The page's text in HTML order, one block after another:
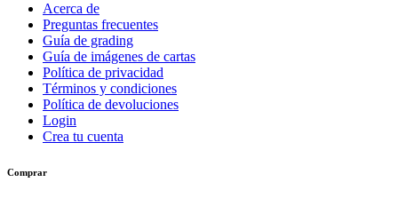
Acerca de
Preguntas frecuentes
Guía de grading
Guía de imágenes de cartas
Política de privacidad
Términos y condiciones
Política de devoluciones
Login
Crea tu cuenta
Comprar